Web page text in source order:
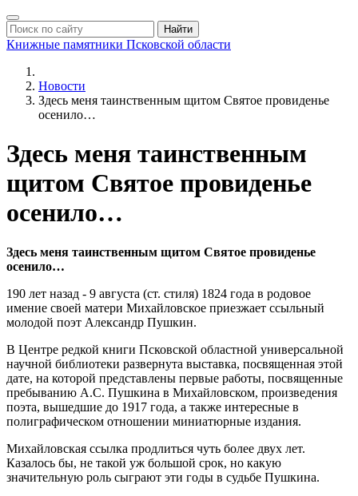
Найти
Книжные памятники Псковской области
Новости
Здесь меня таинственным щитом Святое провиденье
осенило…
Здесь меня таинственным
щитом Святое провиденье
осенило…
Здесь меня таинственным щитом Святое провиденье
осенило…
190 лет назад - 9 августа (ст. стиля) 1824 года в родовое
имение своей матери Михайловское приезжает ссыльный
молодой поэт Александр Пушкин.
В Центре редкой книги Псковской областной универсальной
научной библиотеки развернута выставка, посвященная этой
дате, на которой представлены первые работы, посвященные
пребыванию А.С. Пушкина в Михайловском, произведения
поэта, вышедшие до 1917 года, а также интересные в
полиграфическом отношении миниатюрные издания.
Михайловская ссылка продлиться чуть более двух лет.
Казалось бы, не такой уж большой срок, но какую
значительную роль сыграют эти годы в судьбе Пушкина.